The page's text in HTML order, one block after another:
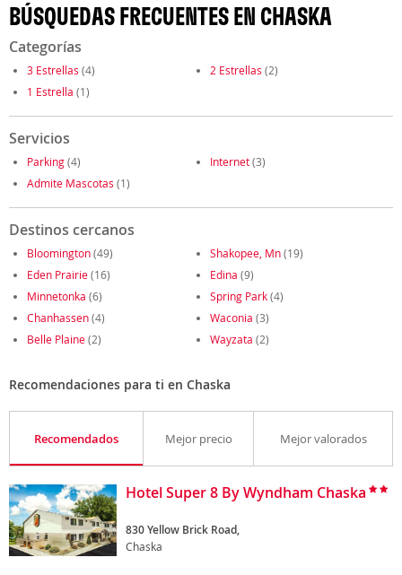
BÚSQUEDAS FRECUENTES EN CHASKA
Categorías
3 Estrellas (4) 2 Estrellas (2)
1 Estrella (1)
Servicios
Parking(4) Internet(3)
Admite Mascotas (1)
Destinos cercanos
Bloomington(49) Shakopee, Mn(19)
Eden Prairie(16) Edina (9)
Minnetonka (6) Spring Park(4)
Chanhassen(4) Waconia (3)
Belle Plaine(2) Wayzata (2)
Recomendaciones para ti en Chaska
Recomendados Mejor precio Mejor valorados
Hotel Super 8 By Wyndham Chaska
830 Yellow Brick Road,
Chaska